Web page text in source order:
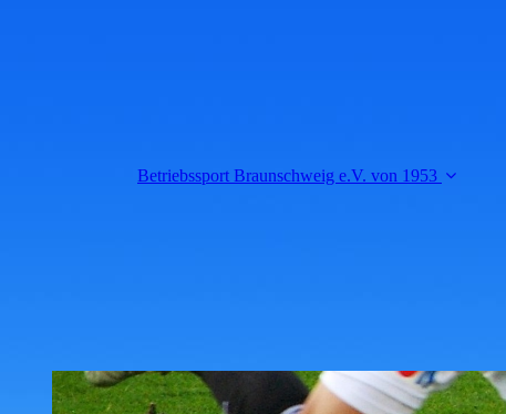
Betriebssport Braunschweig e.V. von 1953